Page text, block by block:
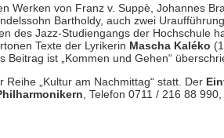
Werken von Franz v. Suppè, Johannes
Bartholdy, auch zwei
des Jazz-Studiengangs der Hochschule
Texte der Lyrikerin Mascha Kaléko
Beitrag ist „Kommen und Gehen“
„Kultur am Nachmittag“ statt. Der
, Telefon 0711 / 216 88 990,